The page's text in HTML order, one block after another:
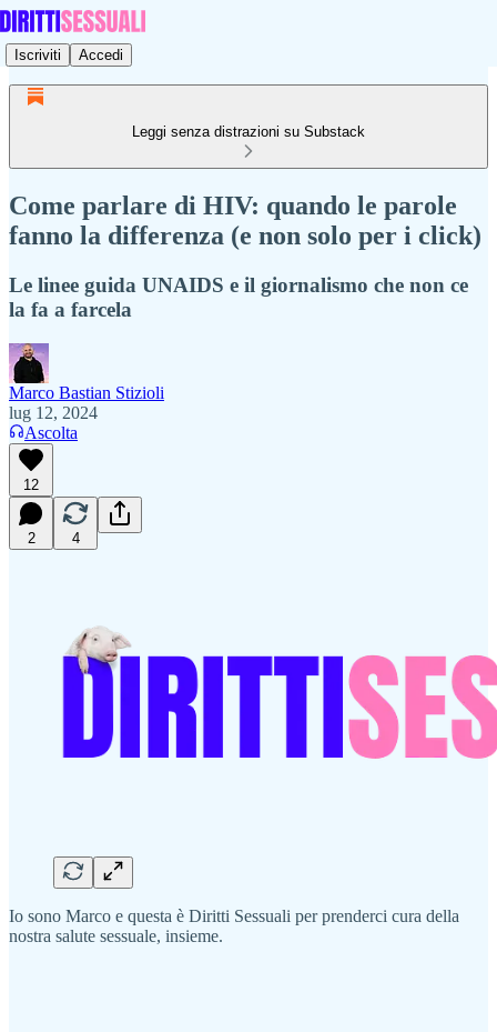
Iscriviti Accedi
Leggi senza distrazioni su Substack
Come parlare di HIV: quando le parole
fanno la differenza (e non solo per i click)
Le linee guida UNAIDS e il giornalismo che non ce
la fa a farcela
Marco Bastian Stizioli
lug 12, 2024
Ascolta
12
2 4
Io sono Marco e questa è Diritti Sessuali per prenderci cura della
nostra salute sessuale, insieme.